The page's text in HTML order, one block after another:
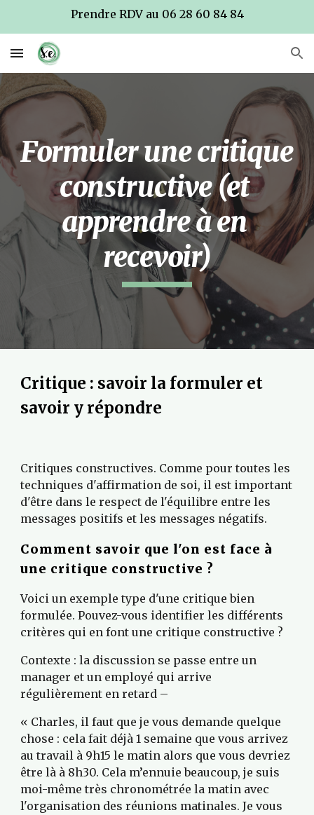
Prendre RDV au 06 28 60 84 84
Formuler une critique
constructive (et
apprendre à en
recevoir)
Critique : savoir la formuler et
savoir y répondre
Critiques constructives. Comme pour toutes les
techniques d'affirmation de soi, il est important
d'être dans le respect de l'équilibre entre les
messages positifs et les messages négatifs.
Comment savoir que l'on est face à
une critique constructive ?
Voici un exemple type d'une critique bien
formulée. Pouvez-vous identifier les différents
critères qui en font une critique constructive ?
Contexte : la discussion se passe entre un
manager et un employé qui arrive
régulièrement en retard –
« Charles, il faut que je vous demande quelque
chose : cela fait déjà 1 semaine que vous arrivez
au travail à 9h15 le matin alors que vous devriez
être là à 8h30. Cela m’ennuie beaucoup, je suis
moi-même très chronométrée la matin avec
l'organisation des réunions matinales. Je vous